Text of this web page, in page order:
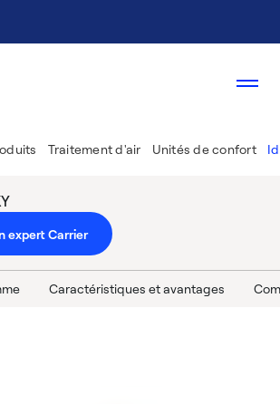
Traitement d'air Unités de confort
expert Carrier
Caractéristiques et avantages